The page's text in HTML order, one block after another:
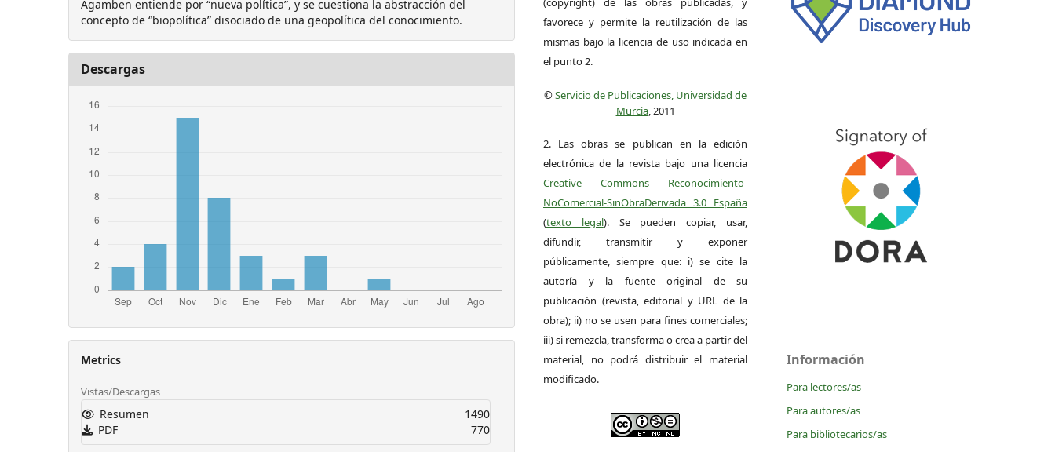
Agamben entiende por “nueva política”, y se cuestiona la abstracción del
concepto de “biopolítica” disociado de una geopolítica del conocimiento.
Descargas
Metrics
Vistas/Descargas
Resumen
1490
PDF
770
favorece y permite la reutilización de las
mismas bajo la licencia de uso indicada en
el punto 2.
©Servicio de Publicaciones, Universidad de
Murcia, 2011
2. Las obras se publican en la edición
electrónica de la revista bajo una licencia
Creative Commons Reconocimiento-
NoComercial-SinObraDerivada 3.0 España
(texto legal). Se pueden copiar, usar,
difundir, transmitir y exponer
públicamente, siempre que: i) se cite la
autoría y la fuente original de su
publicación (revista, editorial y URL de la
obra); ii) no se usen para fines comerciales;
iii) si remezcla, transforma o crea a partir del
material, no podrá distribuir el material
modificado.
Información
Para lectores/as
Para autores/as
Para bibliotecarios/as